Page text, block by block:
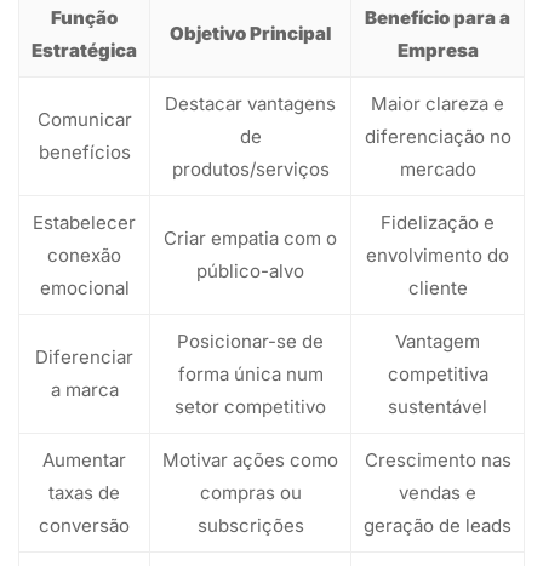
Função
Estratégica
Objetivo Principal
Benefício para a
Empresa
Comunicar
benefícios
Destacar vantagens
de
produtos/serviços
Maior clareza e
diferenciação no
mercado
Estabelecer
conexão
emocional
Criar empatia com o
público-alvo
Fidelização e
envolvimento do
cliente
Diferenciar
a marca
Posicionar-se de
forma única num
setor competitivo
Vantagem
competitiva
sustentável
Aumentar
taxas de
conversão
Motivar ações como
compras ou
subscrições
Crescimento nas
vendas e
geração de leads